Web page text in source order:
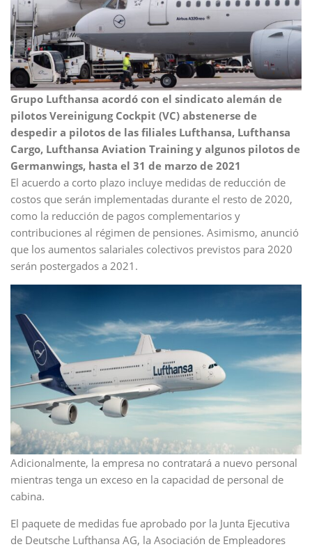
Grupo Lufthansa acordó con el sindicato alemán de
pilotos Vereinigung Cockpit (VC) abstenerse de
despedir a pilotos de las filiales Lufthansa, Lufthansa
Cargo, Lufthansa Aviation Training y algunos pilotos de
Germanwings, hasta el 31 de marzo de 2021
El acuerdo a corto plazo incluye medidas de reducción de
costos que serán implementadas durante el resto de 2020,
como la reducción de pagos complementarios y
contribuciones al régimen de pensiones. Asimismo, anunció
que los aumentos salariales colectivos previstos para 2020
serán postergados a 2021.
Adicionalmente, la empresa no contratará a nuevo personal
mientras tenga un exceso en la capacidad de personal de
cabina.
El paquete de medidas fue aprobado por la Junta Ejecutiva
de Deutsche Lufthansa AG, la Asociación de Empleadores